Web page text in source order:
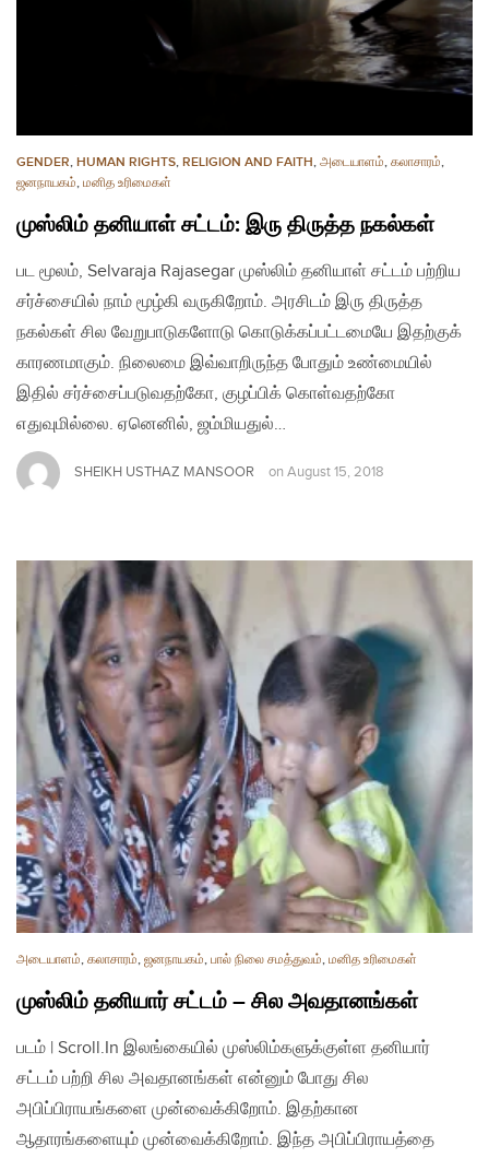
GENDER, HUMAN RIGHTS, RELIGION AND FAITH, அடையாளம், கலாசாரம்,
ஜனநாயகம், மனித உரிமைகள்
முஸ்லிம் தனியாள் சட்டம்: இரு திருத்த நகல்கள்
பட மூலம், Selvaraja Rajasegar முஸ்லிம் தனியாள் சட்டம் பற்றிய
சர்ச்சையில் நாம் மூழ்கி வருகிறோம். அரசிடம் இரு திருத்த
நகல்கள் சில வேறுபாடுகளோடு கொடுக்கப்பட்டமையே இதற்குக்
காரணமாகும். நிலைமை இவ்வாறிருந்த போதும் உண்மையில்
இதில் சர்ச்சைப்படுவதற்கோ, குழப்பிக் கொள்வதற்கோ
எதுவுமில்லை. ஏனெனில், ஜம்மியதுல்…
SHEIKH USTHAZ MANSOOR on August 15, 2018
அடையாளம், கலாசாரம், ஜனநாயகம், பால் நிலை சமத்துவம், மனித உரிமைகள்
முஸ்லிம் தனியார் சட்டம் – சில அவதானங்கள்
படம் | Scroll.In இலங்கையில் முஸ்லிம்களுக்குள்ள தனியார்
சட்டம் பற்றி சில அவதானங்கள் என்னும் போது சில
அபிப்பிராயங்களை முன்வைக்கிறோம். இதற்கான
ஆதாரங்களையும் முன்வைக்கிறோம். இந்த அபிப்பிராயத்தை